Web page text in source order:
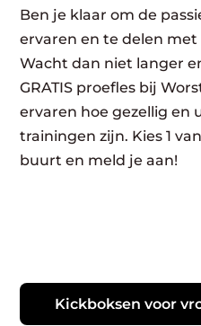
Ben je klaar om de
ervaren en te delen
Wacht dan niet langer
GRATIS proefles bij
ervaren hoe gezellig en
trainingen zijn. Kies 1
buurt en meld je aan!
Kickboksen voor